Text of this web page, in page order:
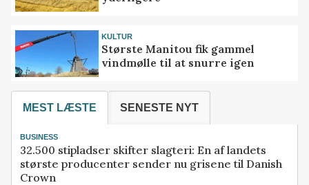
KULTUR
Største Manitou fik gammel
vindmølle til at snurre igen
MEST LÆSTE SENESTE NYT
BUSINESS
32.500 stipladser skifter slagteri: En af landets
største producenter sender nu grisene til Danish
Crown